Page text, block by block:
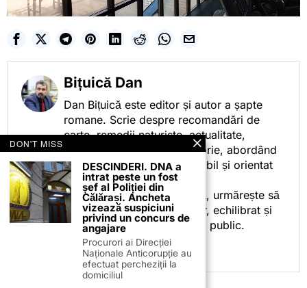
Bițuică Dan
Dan Bițuică este editor și autor a șapte
romane. Scrie despre recomandări de
carte, remedii naturiste, actualitate,
cotidian politic, sport și istorie, abordând
subiectele într-un stil accesibil și orientat
spre informare.
Prin activitatea sa editorială, urmărește să
ofere cititorilor conținut clar, echilibrat și
relevant, adaptat interesului public.
DON'T MISS
DESCINDERI. DNA a
intrat peste un fost
șef al Poliției din
Călărași. Ancheta
vizează suspiciuni
privind un concurs de
angajare
Procurori ai Direcției
Naționale Anticorupție au
efectuat percheziții la
domiciliul